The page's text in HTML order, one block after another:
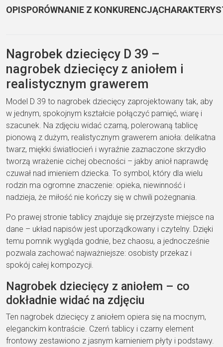
OPISPORÓWNANIE Z KONKURENCJĄ
Nagrobek dziecięcy D 39 –
nagrobek dziecięcy z aniołem i
realistycznym grawerem
Model D 39 to nagrobek dziecięcy zaprojektowany tak, aby
w jednym, spokojnym kształcie połączyć pamięć, wiarę i
szacunek. Na zdjęciu widać czarną, polerowaną tablicę
pionową z dużym, realistycznym grawerem anioła: delikatna
twarz, miękki światłocień i wyraźnie zaznaczone skrzydło
tworzą wrażenie cichej obecności – jakby anioł naprawdę
czuwał nad imieniem dziecka. To symbol, który dla wielu
rodzin ma ogromne znaczenie: opieka, niewinność i
nadzieja, że miłość nie kończy się w chwili pożegnania.
Po prawej stronie tablicy znajduje się przejrzyste miejsce na
dane – układ napisów jest uporządkowany i czytelny. Dzięki
temu pomnik wygląda godnie, bez chaosu, a jednocześnie
pozwala zachować najważniejsze: osobisty przekaz i
spokój całej kompozycji.
Nagrobek dziecięcy z aniołem – co
dokładnie widać na zdjęciu
Ten nagrobek dziecięcy z aniołem opiera się na mocnym,
eleganckim kontraście. Czerń tablicy i czarny element
frontowy zestawiono z jasnym kamieniem płyty i podstawy.